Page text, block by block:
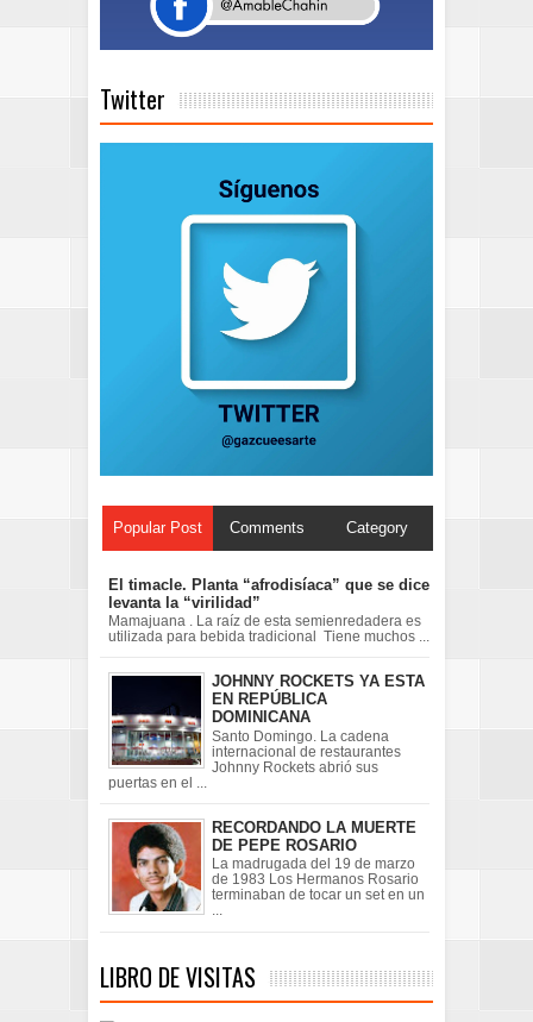
Twitter
Popular Post Comments Category
El timacle. Planta “afrodisíaca” que se dice
levanta la “virilidad”
Mamajuana . La raíz de esta semienredadera es
utilizada para bebida tradicional Tiene muchos ...
JOHNNY ROCKETS YA ESTA
EN REPÚBLICA
DOMINICANA
Santo Domingo. La cadena
internacional de restaurantes
Johnny Rockets abrió sus
puertas en el ...
RECORDANDO LA MUERTE
DE PEPE ROSARIO
La madrugada del 19 de marzo
de 1983 Los Hermanos Rosario
terminaban de tocar un set en un
...
LIBRO DE VISITAS